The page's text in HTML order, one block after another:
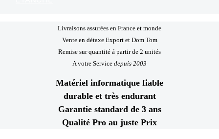
Livraisons assurées en France et monde
Vente en détaxe Export et Dom Tom
Remise sur quantité á partir de 2 unités
A votre Service depuis 2003
Matériel informatique fiable
durable et très endurant
Garantie standard de 3 ans
Qualité Pro au juste Prix